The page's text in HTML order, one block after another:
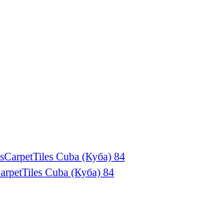
Cuba (Куба) 84